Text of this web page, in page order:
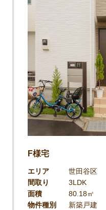
F様宅
エリア
世田谷区
間取り
3LDK
面積
80.18㎡
物件種別
新築戸建